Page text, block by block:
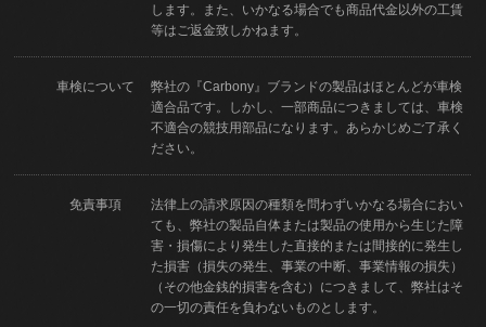
します。また、いかなる場合でも商品代金以外の工賃
等はご返金致しかねます。
車検について
弊社の『Carbony』ブランドの製品はほとんどが車検
適合品です。しかし、一部商品につきましては、車検
不適合の競技用部品になります。あらかじめご了承く
ださい。
免責事項
法律上の請求原因の種類を問わずいかなる場合におい
ても、弊社の製品自体または製品の使用から生じた障
害・損傷により発生した直接的または間接的に発生し
た損害（損失の発生、事業の中断、事業情報の損失）
（その他金銭的損害を含む）につきまして、弊社はそ
の一切の責任を負わないものとします。